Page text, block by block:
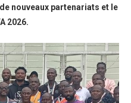
nouveaux partenariats et le
2026.